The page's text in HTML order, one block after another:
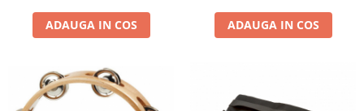
ADAUGA IN COS ADAUGA IN COS